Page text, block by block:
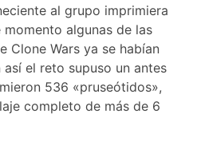
al grupo imprimiera
momento algunas de las
Clone Wars ya se habían
el reto supuso un antes
536 «pruseótidos»,
completo de más de 6